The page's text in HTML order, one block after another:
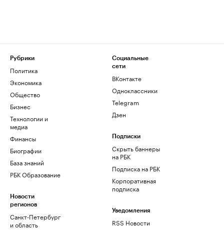
Рубрики
Политика
Экономика
Общество
Бизнес
Технологии и
медиа
Финансы
Биографии
База знаний
РБК Образование
Новости
регионов
Санкт-Петербург
и область
Социальные
сети
ВКонтакте
Одноклассники
Telegram
Дзен
Подписки
Скрыть баннеры
на РБК
Подписка на РБК
Корпоративная
подписка
Уведомления
RSS Новости